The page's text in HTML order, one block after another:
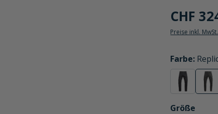
CHF
Preise inkl.
Farbe
auswählen
:
schwarz
(Diese
Größe
auswählen